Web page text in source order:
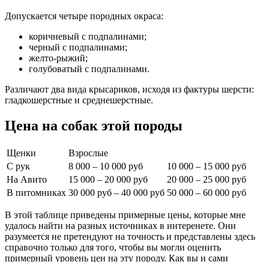
Допускается четыре породных окраса:
коричневый с подпалинами;
черный с подпалинами;
желто-рыжий;
голубоватый с подпалинами.
Различают два вида крысариков, исходя из фактуры шерсти:
гладкошерстные и среднешерстные.
Цена на собак этой породы
Щенки
Взрослые
С рук
8 000 – 10 000 руб
10 000 – 15 000 руб
На Авито
15 000 – 20 000 руб
20 000 – 25 000 руб
В питомниках 30 000 руб – 40 000 руб 50 000 – 60 000 руб
В этой таблице приведены примерные цены, которые мне
удалось найти на разных источниках в интеренете. Они
разумеется не претендуют на точность и представлены здесь
справочно только для того, чтобы вы могли оценить
примерный уровень цен на эту породу. Как вы и сами